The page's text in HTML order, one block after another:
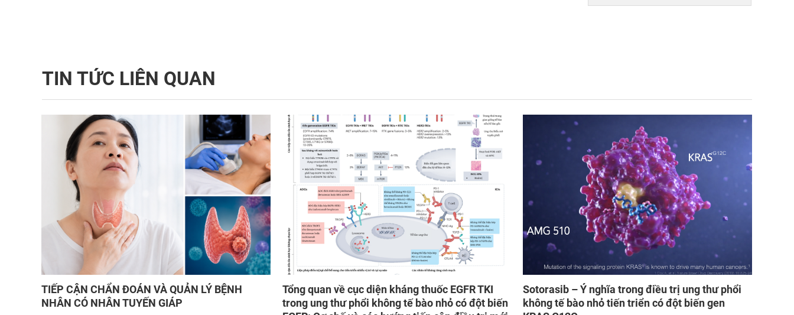
TIN TỨC LIÊN QUAN
TIẾP CẬN CHẨN ĐOÁN VÀ QUẢN LÝ BỆNH
NHÂN CÓ NHÂN TUYẾN GIÁP
Tổng quan về cục diện kháng thuốc EGFR TKI
trong ung thư phổi không tế bào nhỏ có đột biến
Sotorasib – Ý nghĩa trong điều trị ung thư phổi
không tế bào nhỏ tiến triển có đột biến gen